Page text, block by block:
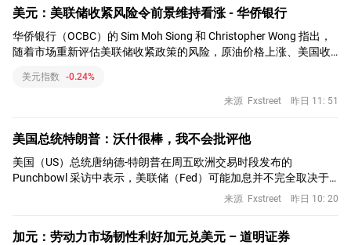
美元：美联储收紧风险令前景维持看涨 - 华侨银行
华侨银行（OCBC）的 Sim Moh Siong 和 Christopher Wong 指出，
随着市场重新评估美联储收紧政策的风险，原油价格上涨、美国收
美元指数 -0.24%
来源 Fxstreet 昨日 11: 51
美国总统特朗普：沃什很棒，我不会批评他
美国（US）总统唐纳德-特朗普在周五欧洲交易时段发布的
Punchbowl 采访中表示，美联储（Fed）可能加息并不完全取决于
来源 Fxstreet 昨日 10: 20
加元：劳动力市场韧性利好加元兑美元 – 道明证券